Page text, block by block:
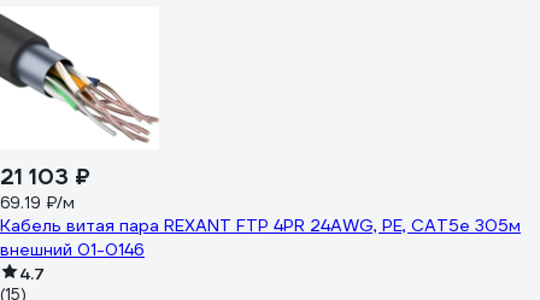
21 103 ₽
69.19 ₽/м
Кабель витая пара REXANT FTP 4PR 24AWG, PE, CAT5e 305м
внешний 01-0146
4.7
(15)